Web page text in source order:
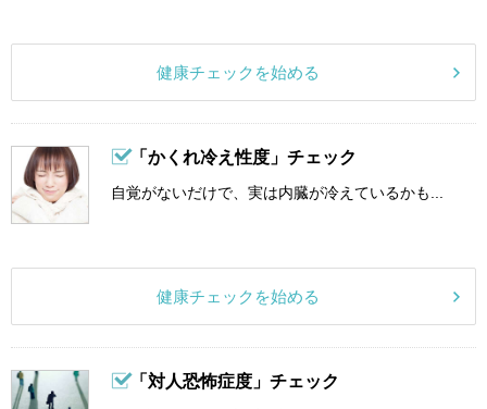
健康チェックを始める
「かくれ冷え性度」チェック
自覚がないだけで、実は内臓が冷えているかも...
健康チェックを始める
「対人恐怖症度」チェック